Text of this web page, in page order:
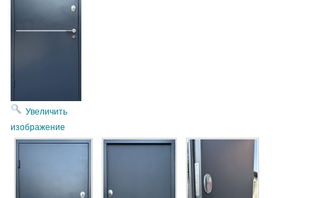
Увеличить
изображение